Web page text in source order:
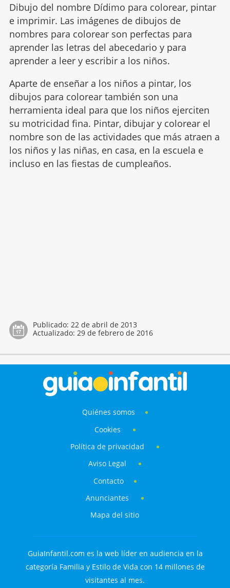
Dibujo del nombre Dídimo para colorear, pintar
e imprimir. Las imágenes de dibujos de
nombres para colorear son perfectas para
aprender las letras del abecedario y para
aprender a leer y escribir a los niños.
Aparte de enseñar a los niños a pintar, los
dibujos para colorear también son una
herramienta ideal para que los niños ejerciten
su motricidad fina. Pintar, dibujar y colorear el
nombre son de las actividades que más atraen a
los niños y las niñas, en casa, en la escuela e
incluso en las fiestas de cumpleaños.
Publicado: 22 de abril de 2013
Actualizado: 29 de febrero de 2016
Quiénes somos
Cookies
Política de privacidad
Aviso Legal
Contacto
Anunciantes
Mapa del sitio
GuiaInfantil.com es la web líder en audiencia en la
categoría Familia y Estilo de Vida con 14 millones de
visitantes al mes.